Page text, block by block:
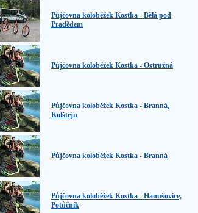
Půjčovna koloběžek Kostka - Bělá pod
Pradědem
Půjčovna koloběžek Kostka - Ostružná
Půjčovna koloběžek Kostka - Branná,
Kolštejn
Půjčovna koloběžek Kostka - Branná
Půjčovna koloběžek Kostka - Hanušovice,
Potůčník